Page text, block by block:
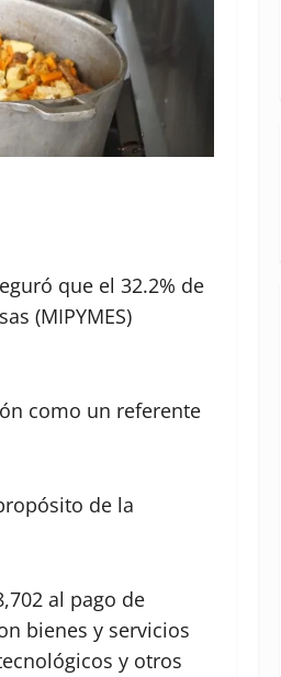
que el 32.2% de
(MIPYMES)
como un referente
de la
al pago de
bienes y servicios
y otros